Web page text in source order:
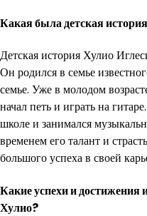
Какая была детская
Детская история Хулио
Он родился в семье
семье. Уже в молодом
начал петь и играть на
школе и занимался
временем его талант и
большого успеха в своей
Какие успехи и достижения
Хулио?